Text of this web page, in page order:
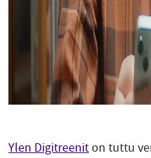
Ylen Digitreeniton tuttu